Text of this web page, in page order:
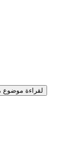
لقراءة موضوع